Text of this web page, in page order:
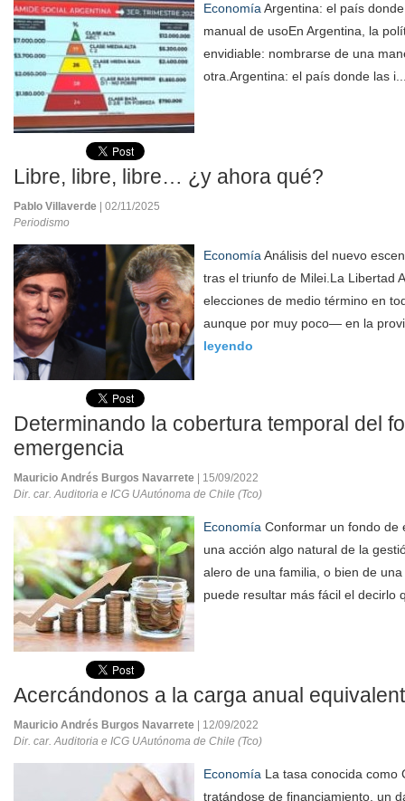
Economía Argentina: el país
manual de usoEn Argentina, la
envidiable: nombrarse de una
otra.Argentina: el país donde las
Libre, libre, libre… ¿y ahora qué?
Pablo Villaverde
| 02/11/2025
Periodismo
Economía Análisis del nuevo
tras el triunfo de Milei.La Libertad
elecciones de medio término en
aunque por muy poco— en la
leyendo
Determinando la cobertura temporal del
emergencia
Mauricio Andrés Burgos Navarrete
| 15/09/2022
Dir. car. Auditoria e ICG UAutónoma de Chile (Tco)
Economía Conformar un fondo de
una acción algo natural de la
alero de una familia, o bien de
puede resultar más fácil el decirlo
Acercándonos a la carga anual
Mauricio Andrés Burgos Navarrete
| 12/09/2022
Dir. car. Auditoria e ICG UAutónoma de Chile (Tco)
Economía La tasa conocida como
tratándose de financiamiento, un